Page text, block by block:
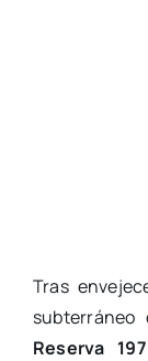
Tras
Reserva